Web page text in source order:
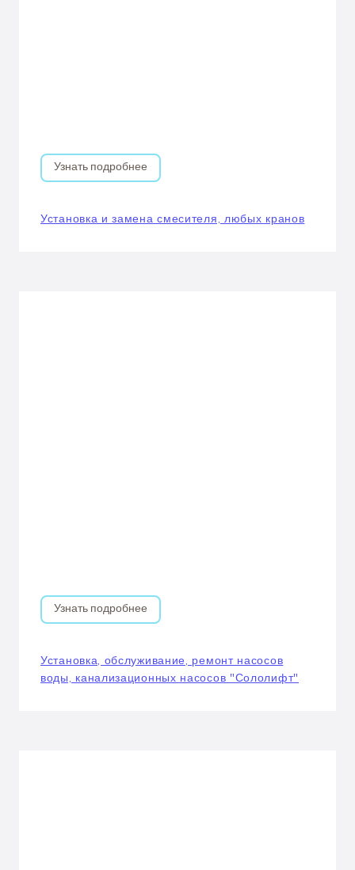
Узнать подробнее
Установка и замена смесителя, любых кранов
Узнать подробнее
Установка, обслуживание, ремонт насосов
воды, канализационных насосов "Сололифт"